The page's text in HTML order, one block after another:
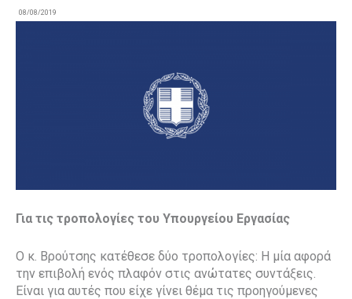
08/08/2019
Για τις τροπολογίες του Υπουργείου Εργασίας
Ο κ. Βρούτσης κατέθεσε δύο τροπολογίες: Η μία αφορά
την επιβολή ενός πλαφόν στις ανώτατες συντάξεις.
Είναι για αυτές που είχε γίνει θέμα τις προηγούμενες